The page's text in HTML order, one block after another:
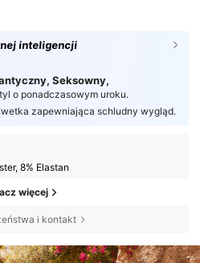
inteligencji
Seksowny,
o ponadczasowym uroku.
zapewniająca schludny wygląd.
8% Elastan
więcej
i kontakt